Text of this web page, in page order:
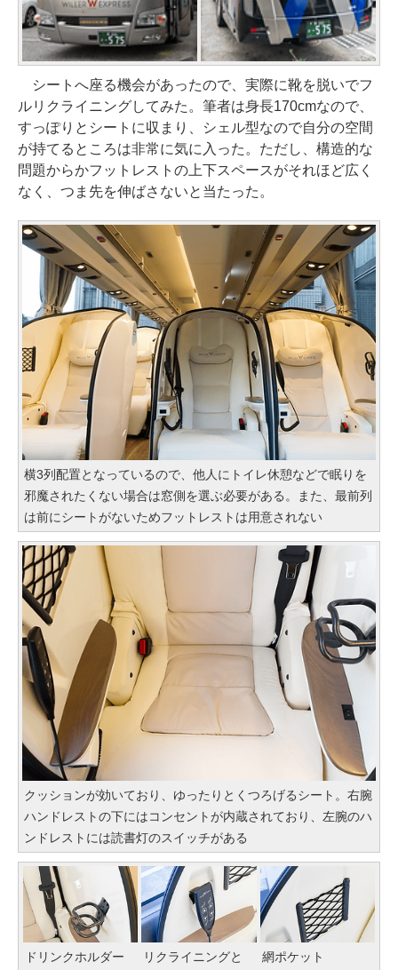
シートへ座る機会があったので、実際に靴を脱いでフ
ルリクライニングしてみた。筆者は身長170cmなので、
すっぽりとシートに収まり、シェル型なので自分の空間
が持てるところは非常に気に入った。ただし、構造的な
問題からかフットレストの上下スペースがそれほど広く
なく、つま先を伸ばさないと当たった。
横3列配置となっているので、他人にトイレ休憩などで眠りを
邪魔されたくない場合は窓側を選ぶ必要がある。また、最前列
は前にシートがないためフットレストは用意されない
クッションが効いており、ゆったりとくつろげるシート。右腕
ハンドレストの下にはコンセントが内蔵されており、左腕のハ
ンドレストには読書灯のスイッチがある
ドリンクホルダー
リクライニングと
網ポケット